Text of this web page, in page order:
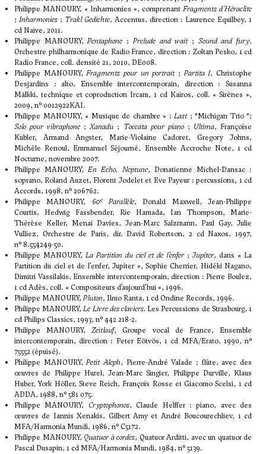
Philippe MANOURY, « Inharmonies », comprenant Fragments d'Héraclite
; Inharmonies ; Trakl Gedichte, Accentus, direction : Laurence Equilbey, 1
cd Naïve, 2011.
Philippe MANOURY,Pentaphone ;Prelude and wait; Sound and fury,
Orchestre philharmonique de Radio France, direction : Zoltan Pesko, 1 cd
Radio France, coll. densité 21, 2010, DE008.
Philippe MANOURY,Fragments pour un portrait;Partita I, Christophe
Desjardins : alto, Ensemble intercontemporain, direction : Susanna
Mälkki, technique et coproduction Ircam, 1 cd Kairos, coll. « Sirènes »,
2009, n° 0012922KAI.
Philippe MANOURY, « Musique de chambre » : Last; *Michigan Trio *;
Solo pour vibraphone ;Xanadu ; Toccata pour piano; Ultima, Françoise
Kubler, Armand Angster, Marie-Violaine Cadoret, Gregory Johns,
Michèle Renoul, Emmanuel Séjourné, Ensemble Accroche Note, 1 cd
Nocturne, novembre 2007.
Philippe MANOURY,En Echo, Neptune, Donatienne Michel-Dansac :
soprano, Roland Auzet, Florent Jodelet et Eve Payeur : percussions, 1 cd
Accords, 1998, n° 206762.
Philippe MANOURY, 60eParallèle, Donald Maxwell, Jean-Philippe
Courtis, Hedwig Fassbender, Rie Hamada, Ian Thompson, Marie-
Thérèse Keller, Menai Davies, Jean-Marc Salzmann, Paul Gay, Julie
Vulliez, Orchestre de Paris, dir. David Robertson, 2 cd Naxos, 1997,
n° 8.554249-50.
Philippe MANOURY, La Partition du ciel et de l’enfer ; Jupiter, dans « La
Partition du ciel et de l’enfer, Jupiter », Sophie Cherrier, Hidéki Nagano,
Dimitri Vassilakis, Ensemble intercontemporain, direction : Pierre Boulez,
1 cd Adès, coll. « Compositeurs d’aujourd’hui », 1996.
Philippe MANOURY,Pluton, Ilmo Ranta, 1 cd Ondine Records, 1996.
Philippe MANOURY,Le Livre des claviers, Les Percussions de Strasbourg, 1
cd Philips Classics, 1993, n° 442 218-2.
Philippe MANOURY,Zeitlauf, Groupe vocal de France, Ensemble
intercontemporain, direction : Peter Eötvös, 1 cd MFA/Erato, 1990, n°
75552 (épuisé).
Philippe MANOURY,Petit Aleph, Pierre-André Valade : flûte, avec des
œuvres de Philippe Hurel, Jean-Marc Singier, Philippe Durville, Klaus
Huber, York Höller, Steve Reich, François Rosse et Giacomo Scelsi, 1 cd
ADDA, 1988, n° 581 075.
Philippe MANOURY, Cryptophonos, Claude Helffer : piano, avec des
œuvres de Iannis Xenakis, Gilbert Amy et André Boucourechliev, 1 cd
MFA/Harmonia Mundi, 1986, n° C5172.
Philippe MANOURY, Quatuor à cordes, Quatuor Arditti, avec un quatuor de
Pascal Dusapin, 1 cd MFA/Harmonia Mundi, 1984, n° 5139.